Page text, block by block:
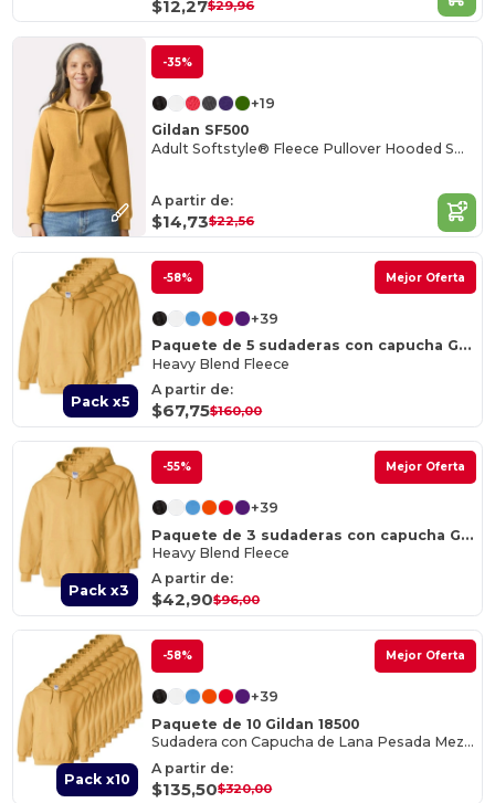
$12,27$29,96
-35%
+19
Gildan SF500
Adult Softstyle® Fleece Pullover Hooded Sweatshirt
A partir de:
$14,73$22,56
Pack x5
-58% Mejor Oferta
+39
Paquete de 5 sudaderas con capucha Gildan 18500
Heavy Blend Fleece
A partir de:
$67,75$160,00
Pack x3
-55% Mejor Oferta
+39
Paquete de 3 sudaderas con capucha Gildan 18500
Heavy Blend Fleece
A partir de:
$42,90$96,00
Pack x10
-58% Mejor Oferta
+39
Paquete de 10 Gildan 18500
Sudadera con Capucha de Lana Pesada Mezclada
A partir de:
$135,50$320,00